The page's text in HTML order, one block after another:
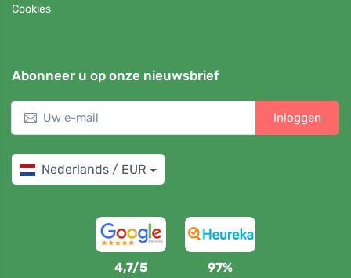
Cookies
Abonneer u op onze nieuwsbrief
Inloggen
Nederlands / EUR
4,7/5 97%